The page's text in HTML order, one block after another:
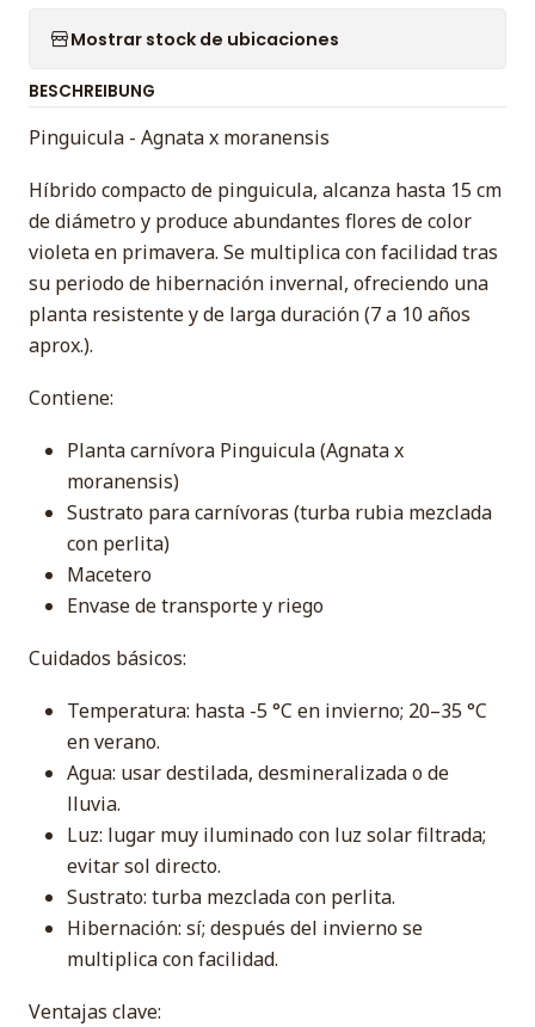
Mostrar stock de ubicaciones
BESCHREIBUNG
Pinguicula - Agnata x moranensis
Híbrido compacto de pinguicula, alcanza hasta 15 cm
de diámetro y produce abundantes flores de color
violeta en primavera. Se multiplica con facilidad tras
su periodo de hibernación invernal, ofreciendo una
planta resistente y de larga duración (7 a 10 años
aprox.).
Contiene:
Planta carnívora Pinguicula (Agnata x
moranensis)
Sustrato para carnívoras (turba rubia mezclada
con perlita)
Macetero
Envase de transporte y riego
Cuidados básicos:
Temperatura: hasta -5 °C en invierno; 20–35 °C
en verano.
Agua: usar destilada, desmineralizada o de
lluvia.
Luz: lugar muy iluminado con luz solar filtrada;
evitar sol directo.
Sustrato: turba mezclada con perlita.
Hibernación: sí; después del invierno se
multiplica con facilidad.
Ventajas clave: